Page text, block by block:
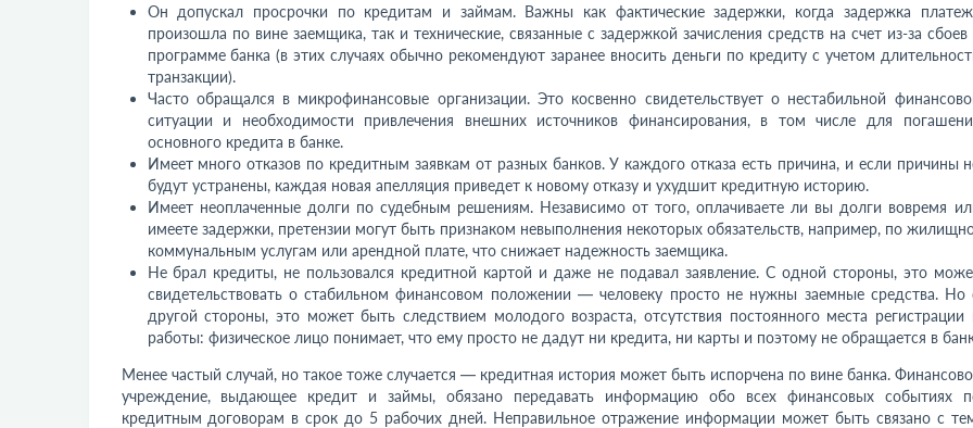
Он допускал просрочки по кредитам и займам. Важны как фактические задержки, когда задержка
произошла по вине заемщика, так и технические, связанные с задержкой зачисления средств на счет из-за сбоев
программе банка (в этих случаях обычно рекомендуют заранее вносить деньги по кредиту с учетом
транзакции).
Часто обращался в микрофинансовые организации. Это косвенно свидетельствует о нестабильной
ситуации и необходимости привлечения внешних источников финансирования, в том числе для
основного кредита в банке.
Имеет много отказов по кредитным заявкам от разных банков. У каждого отказа есть причина, и если причины
будут устранены, каждая новая апелляция приведет к новому отказу и ухудшит кредитную историю.
Имеет неоплаченные долги по судебным решениям. Независимо от того, оплачиваете ли вы долги вовремя
имеете задержки, претензии могут быть признаком невыполнения некоторых обязательств, например, по
коммунальным услугам или арендной плате, что снижает надежность заемщика.
Не брал кредиты, не пользовался кредитной картой и даже не подавал заявление. С одной стороны, это
свидетельствовать о стабильном финансовом положении — человеку просто не нужны заемные средства. Но
другой стороны, это может быть следствием молодого возраста, отсутствия постоянного места регистрации
работы: физическое лицо понимает, что ему просто не дадут ни кредита, ни карты и поэтому не обращается в
Менее частый случай, но такое тоже случается — кредитная история может быть испорчена по вине банка.
учреждение, выдающее кредит и займы, обязано передавать информацию обо всех финансовых событиях
кредитным договорам в срок до 5 рабочих дней. Неправильное отражение информации может быть связано с